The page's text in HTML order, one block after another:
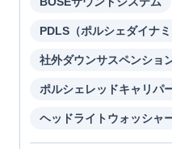
PDLS（ポルシェダイナ
社外ダウンサスペンショ
ポルシェレッドキャリパ
ヘッドライトウォッシャ